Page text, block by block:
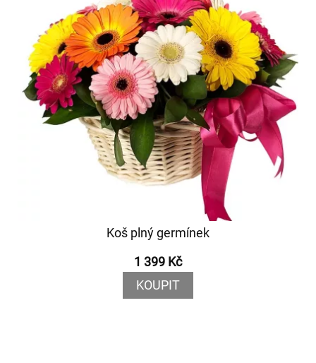
Koš plný germínek
1 399 Kč
KOUPIT